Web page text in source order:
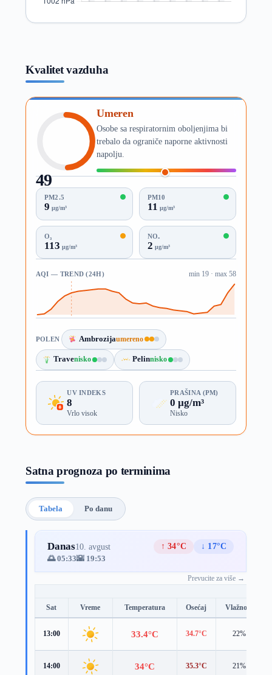
Kvalitet vazduha
49
AQI
Umeren
Osobe sa respiratornim oboljenjima bi
trebalo da ograniče naporne aktivnosti
napolju.
PM2.5
9 µg/m³
PM10
11 µg/m³
O₃
113 µg/m³
NO₂
2 µg/m³
AQI — TREND (24H) min 19 · max 58
POLEN Ambrozijaumereno
Travenisko Pelinnisko
UV INDEKS
8
Vrlo visok
PRAŠINA (PM)
0 µg/m³
Nisko
Satna prognoza po terminima
Tabela Po danu
Danas10. avgust ↑ 34°C
↓ 17°C
🌅 05:33🌇 19:53
Prevucite za više →
Sat Vreme Temperatura Osećaj Vlažnost
13:00 33.4°C 34.7°C 22%
14:00 34°C 35.3°C 21%